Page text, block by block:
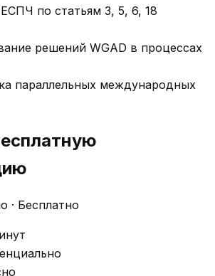
по статьям 3, 5, 6, 18
решений WGAD в процессах
параллельных международных
· Бесплатно